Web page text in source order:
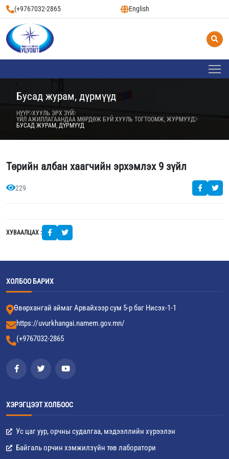
(+9767032-2865 English
Бусад журам, дүрмүүд
НҮҮР ХУУЛЬ ЭРХ ЗҮЙ
ҮЙЛ АЖИЛЛАГААНДАА МӨРДӨЖ БУЙ ХУУЛЬ ТОГТООМЖ, ЖУРМУУД
БУСАД ЖУРАМ, ДҮРМҮҮД
Төрийн албан хаагчийн эрхэмлэх 9 зүйл
229
ХУВААЛЦАХ :
ХОЛБОО БАРИХ
Өвөрхангай аймаг Арвайхээр сум 5-р баг Нисэх-1-1
https://uvurkhangai.namem.gov.mn/
(+9767032-2865
ХЭРЭГЦЭЭТ ХОЛБООС
Ус цаг уур, орчны судалгаа, мэдээллийн хүрээлэн
Байгаль орчин хэмжилзүйн төв лаборатори